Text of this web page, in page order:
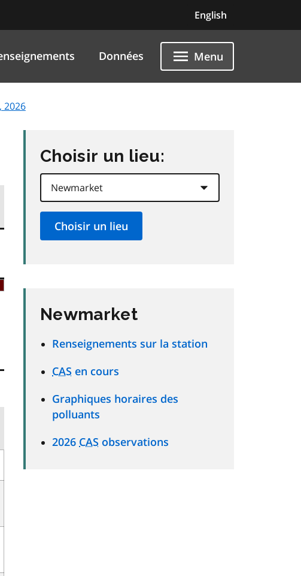
English
Données Menu
2026
Choisir un lieu:
Newmarket
Renseignements sur la station
CAS en cours
Graphiques horaires des
polluants
2026 CAS observations